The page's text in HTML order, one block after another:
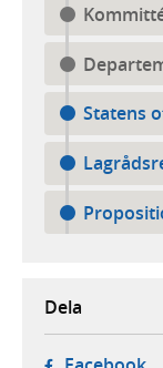
Statens
Dela